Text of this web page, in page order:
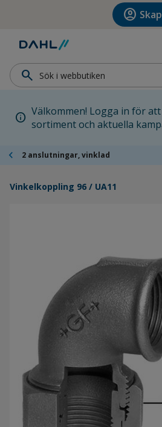
Hoppa till huvudinnehållet account_circle
search
info Välkommen! Logga in för
sortiment och aktuella
chevron_left 2 anslutningar, vinklad
Vinkelkoppling 96 / UA11